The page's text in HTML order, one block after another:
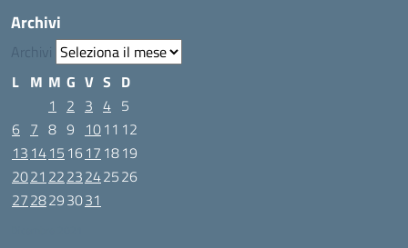
Archivi
Archivi
L M M G V S D
1
2 3 4 5
6 7 8 9 1011 12
13 1415 1617 1819
2021 2223242526
2728293031